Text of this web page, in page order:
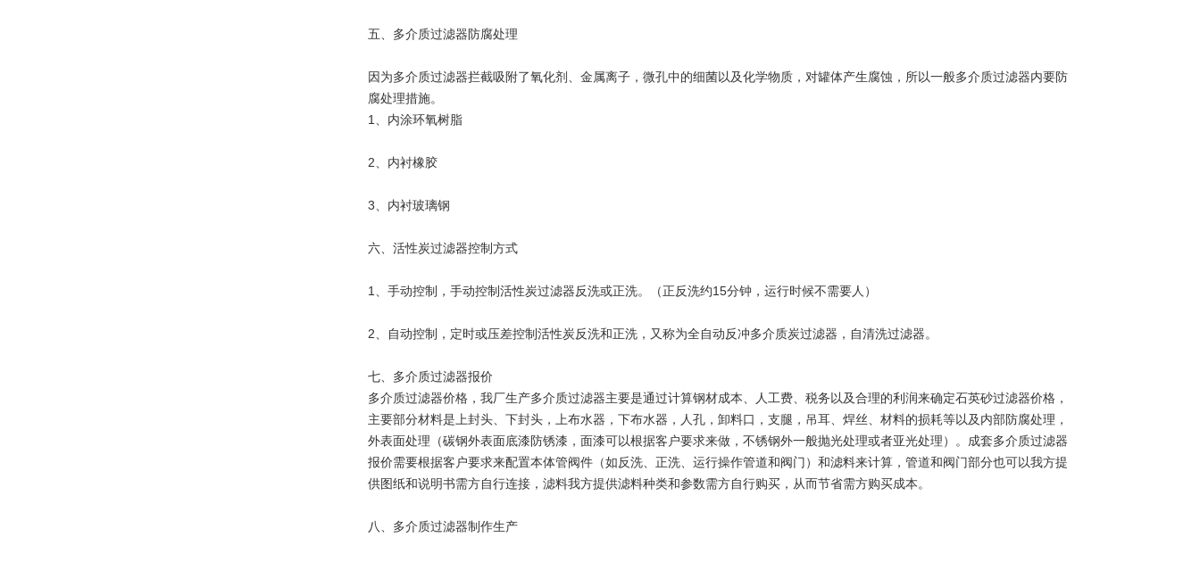
五、多介质过滤器防腐处理
因为多介质过滤器拦截吸附了氧化剂、金属离子，微孔中的细菌以及化学物质，对罐体产生腐蚀，所以一般多介质过滤器内要防
腐处理措施。
1、内涂环氧树脂
2、内衬橡胶
3、内衬玻璃钢
六、活性炭过滤器控制方式
1、手动控制，手动控制活性炭过滤器反洗或正洗。（正反洗约15分钟，运行时候不需要人）
2、自动控制，定时或压差控制活性炭反洗和正洗，又称为全自动反冲多介质炭过滤器，自清洗过滤器。
七、多介质过滤器报价
多介质过滤器价格，我厂生产多介质过滤器主要是通过计算钢材成本、人工费、税务以及合理的利润来确定石英砂过滤器价格，
主要部分材料是上封头、下封头，上布水器，下布水器，人孔，卸料口，支腿，吊耳、焊丝、材料的损耗等以及内部防腐处理，
外表面处理（碳钢外表面底漆防锈漆，面漆可以根据客户要求来做，不锈钢外一般抛光处理或者亚光处理）。成套多介质过滤器
报价需要根据客户要求来配置本体管阀件（如反洗、正洗、运行操作管道和阀门）和滤料来计算，管道和阀门部分也可以我方提
供图纸和说明书需方自行连接，滤料我方提供滤料种类和参数需方自行购买，从而节省需方购买成本。
八、多介质过滤器制作生产